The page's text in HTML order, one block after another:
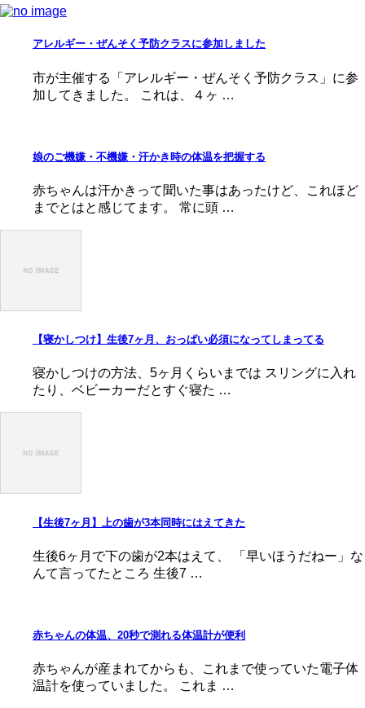
アレルギー・ぜんそく予防クラスに参加しました
市が主催する「アレルギー・ぜんそく予防クラス」に参
加してきました。 これは、４ヶ …
娘のご機嫌・不機嫌・汗かき時の体温を把握する
赤ちゃんは汗かきって聞いた事はあったけど、これほど
までとはと感じてます。 常に頭 …
【寝かしつけ】生後7ヶ月、おっぱい必須になってしまってる
寝かしつけの方法、5ヶ月くらいまでは スリングに入れ
たり、ベビーカーだとすぐ寝た …
【生後7ヶ月】上の歯が3本同時にはえてきた
生後6ヶ月で下の歯が2本はえて、 「早いほうだねー」な
んて言ってたところ 生後7 …
赤ちゃんの体温、20秒で測れる体温計が便利
赤ちゃんが産まれてからも、これまで使っていた電子体
温計を使っていました。 これま …